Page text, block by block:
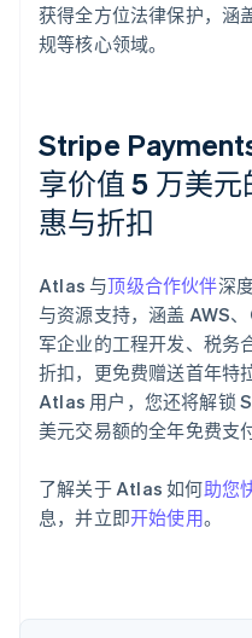
获得全方位法律保护，涵
规等核心领域。
Stripe
享价值 5 万美
惠与折扣
Atlas 与顶级合作伙伴深
与资源支持，涵盖 AWS
军企业的工程开发、税务
折扣，更免费赠送首年特
Atlas 用户，您还将解锁
美元交易额的全年免费支
了解关于 Atlas 如何助您
息，并立即开始使用。
阿联酋
English
English
爱沙尼亚
English
奥地利
DeutschEnglish
澳大利亚
English
PortuguêsEnglish
保加利亚
English